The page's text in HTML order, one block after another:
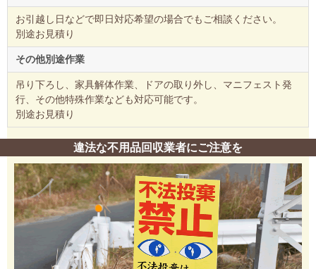
お引越し日などで即日対応希望の場合でもご相談ください。
別途お見積り
その他別途作業
吊り下ろし、家具解体作業、ドアの取り外し、マニフェスト発
行、その他特殊作業なども対応可能です。
別途お見積り
違法な不用品回収業者にご注意を